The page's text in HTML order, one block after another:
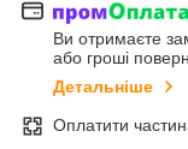
Ви отримаєте
або гроші
Детальніше
Оплатити